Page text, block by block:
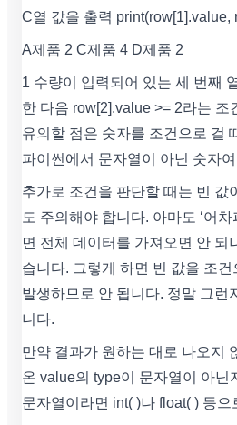
C열 값을 출력 print(row[1].value,
A제품 2 C제품 4 D제품 2
1 수량이 입력되어 있는 세 번째
한 다음 row[2].value >= 2라는 조
유의할 점은 숫자를 조건으로 걸
파이썬에서 문자열이 아닌 숫자
추가로 조건을 판단할 때는 빈 값
도 주의해야 합니다. 아마도 ‘어
면 전체 데이터를 가져오면 안 되
습니다. 그렇게 하면 빈 값을 조
발생하므로 안 됩니다. 정말 그런
니다.
만약 결과가 원하는 대로 나오지
온 value의 type이 문자열이 아닌
문자열이라면 int( )나 float( ) 등